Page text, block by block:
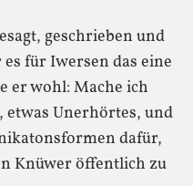
geschrieben und
für Iwersen das eine
er wohl: Mache ich
etwas Unerhörtes, und
dafür,
Knüwer öffentlich zu